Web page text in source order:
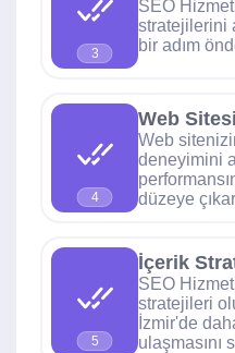
3
SEO
stratejilerini
bir adım
4
Web
Web
deneyimini
düzeye
5
İçerik
SEO
stratejileri
İzmir'de
ulaşmasını